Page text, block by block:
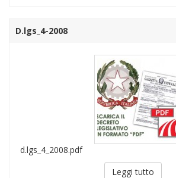
D.lgs_4-2008
d.lgs_4_2008.pdf
Leggi tutto